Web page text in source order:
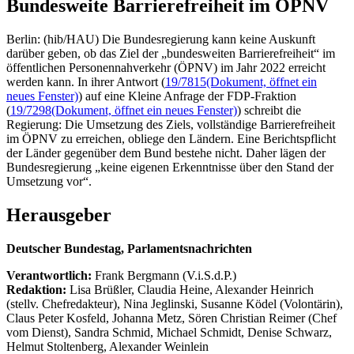
Bundesweite Barrierefreiheit im ÖPNV
Berlin: (hib/HAU) Die Bundesregierung kann keine Auskunft
darüber geben, ob das Ziel der „bundesweiten Barrierefreiheit“ im
öffentlichen Personennahverkehr (ÖPNV) im Jahr 2022 erreicht
werden kann. In ihrer Antwort (19/7815(Dokument, öffnet ein
neues Fenster)) auf eine Kleine Anfrage der FDP-Fraktion
(19/7298(Dokument, öffnet ein neues Fenster)) schreibt die
Regierung: Die Umsetzung des Ziels, vollständige Barrierefreiheit
im ÖPNV zu erreichen, obliege den Ländern. Eine Berichtspflicht
der Länder gegenüber dem Bund bestehe nicht. Daher lägen der
Bundesregierung „keine eigenen Erkenntnisse über den Stand der
Umsetzung vor“.
Herausgeber
Deutscher Bundestag, Parlamentsnachrichten
Verantwortlich: Frank Bergmann (V.i.S.d.P.)
Redaktion: Lisa Brüßler, Claudia Heine, Alexander Heinrich
(stellv. Chefredakteur), Nina Jeglinski, Susanne Ködel (Volontärin),
Claus Peter Kosfeld, Johanna Metz, Sören Christian Reimer (Chef
vom Dienst), Sandra Schmid, Michael Schmidt, Denise Schwarz,
Helmut Stoltenberg, Alexander Weinlein